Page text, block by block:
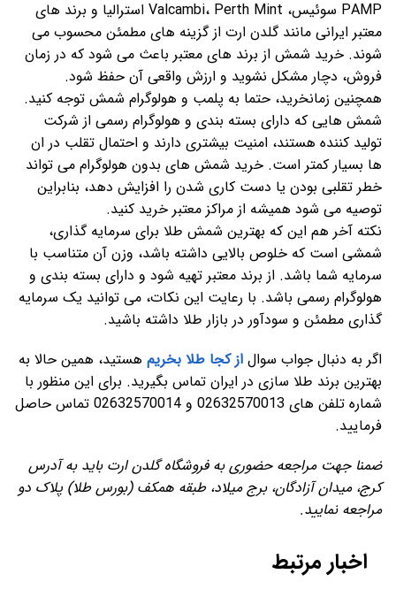
PAMP سوئیس، Valcambi، Perth Mint استرالیا و برند های
معتبر ایرانی مانند گلدن ارت از گزینه های مطمئن محسوب می
شوند. خرید شمش از برند های معتبر باعث می شود که در زمان
فروش، دچار مشکل نشوید و ارزش واقعی آن حفظ شود.
همچنین زمانخرید، حتما به پلمب و هولوگرام شمش توجه کنید.
شمش هایی که دارای بسته بندی و هولوگرام رسمی از شرکت
تولید کننده هستند، امنیت بیشتری دارند و احتمال تقلب در ان
ها بسیار کمتر است. خرید شمش های بدون هولوگرام می تواند
خطر تقلبی بودن یا دست کاری شدن را افزایش دهد، بنابراین
توصیه می شود همیشه از مراکز معتبر خرید کنید.
نکته آخر هم این که بهترین شمش طلا برای سرمایه گذاری،
شمشی است که خلوص بالایی داشته باشد، وزن آن متناسب با
سرمایه شما باشد. از برند معتبر تهیه شود و دارای بسته بندی و
هولوگرام رسمی باشد. با رعایت این نکات، می توانید یک سرمایه
گذاری مطمئن و سودآور در بازار طلا داشته باشید.
اگر به دنبال جواب سوال از کجا طلا بخریم هستید، همین حالا به
بهترین برند طلا سازی در ایران تماس بگیرید. برای این منظور با
شماره تلفن های 02632570013 و 02632570014 تماس حاصل
فرمایید.
ضمنا جهت مراجعه حضوری به فروشگاه گلدن ارت باید به آدرس
کرج، میدان آزادگان، برج میلاد، طبقه همکف (بورس طلا) پلاک دو
مراجعه نمایید.
اخبار مرتبط